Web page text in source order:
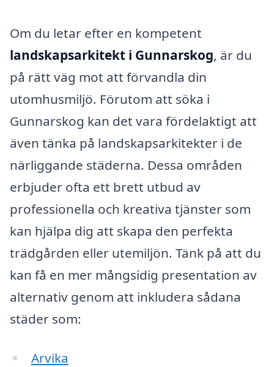
Om du letar efter en kompetent
landskapsarkitekt i Gunnarskog, är du
på rätt väg mot att förvandla din
utomhusmiljö. Förutom att söka i
Gunnarskog kan det vara fördelaktigt att
även tänka på landskapsarkitekter i de
närliggande städerna. Dessa områden
erbjuder ofta ett brett utbud av
professionella och kreativa tjänster som
kan hjälpa dig att skapa den perfekta
trädgården eller utemiljön. Tänk på att du
kan få en mer mångsidig presentation av
alternativ genom att inkludera sådana
städer som:
Arvika